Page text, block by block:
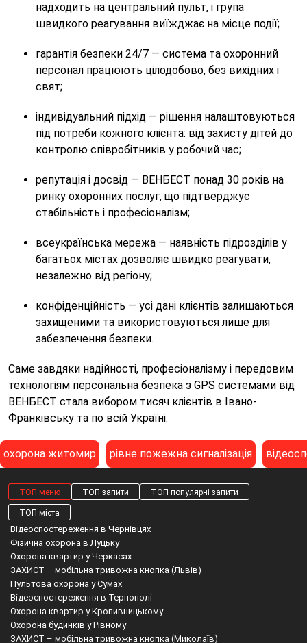
надходить на центральний пульт, і група
швидкого реагування виїжджає на місце події;
гарантія безпеки 24/7 — система та охоронний
персонал працюють цілодобово, без вихідних і
свят;
індивідуальний підхід — рішення налаштовуються
під потреби кожного клієнта: від захисту дітей до
контролю співробітників у робочий час;
репутація і досвід — ВЕНБЕСТ понад 30 років на
ринку охоронних послуг, що підтверджує
стабільність і професіоналізм;
всеукраїнська мережа — наявність підрозділів у
багатьох містах дозволяє швидко реагувати,
незалежно від регіону;
конфіденційність — усі дані клієнтів залишаються
захищеними та використовуються лише для
забезпечення безпеки.
Саме завдяки надійності, професіоналізму і передовим
технологіям персональна безпека з GPS системами від
ВЕНБЕСТ стала вибором тисяч клієнтів в Івано-
Франківську та по всій Україні.
охорона житомир рівне пожежна сигналізація
ТОП меню ТОП запити ТОП популярні запити
ТОП міста
Відеоспостереження в Чернівцях
Фізична охорона в Луцьку
Охорона квартир у Черкасах
ЗАХИСТ – мобільна тривожна кнопка (Львів)
Пультова охорона у Сумах
Відеоспостереження в Тернополі
Охорона квартир у Кропивницькому
Охорона будинків у Рівному
ЗАХИСТ – мобільна тривожна кнопка (Миколаїв)